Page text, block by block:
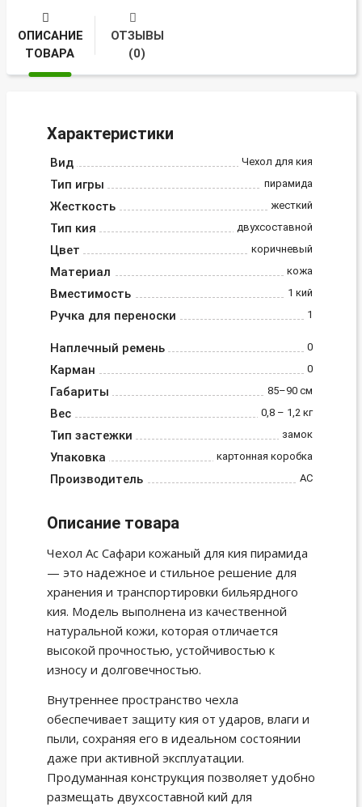
ОПИСАНИЕ
ТОВАРА
ОТЗЫВЫ
(0)
Характеристики
Вид Чехол для кия
Тип игры пирамида
Жесткость жесткий
Тип кия двухсоставной
Цвет коричневый
Материал кожа
Вместимость 1 кий
Ручка для переноски 1
Наплечный ремень 0
Карман 0
Габариты 85–90 см
Вес 0,8 – 1,2 кг
Тип застежки замок
Упаковка картонная коробка
Производитель АС
Описание товара
Чехол Ас Сафари кожаный для кия пирамида
— это надежное и стильное решение для
хранения и транспортировки бильярдного
кия. Модель выполнена из качественной
натуральной кожи, которая отличается
высокой прочностью, устойчивостью к
износу и долговечностью.
Внутреннее пространство чехла
обеспечивает защиту кия от ударов, влаги и
пыли, сохраняя его в идеальном состоянии
даже при активной эксплуатации.
Продуманная конструкция позволяет удобно
размещать двухсоставной кий для